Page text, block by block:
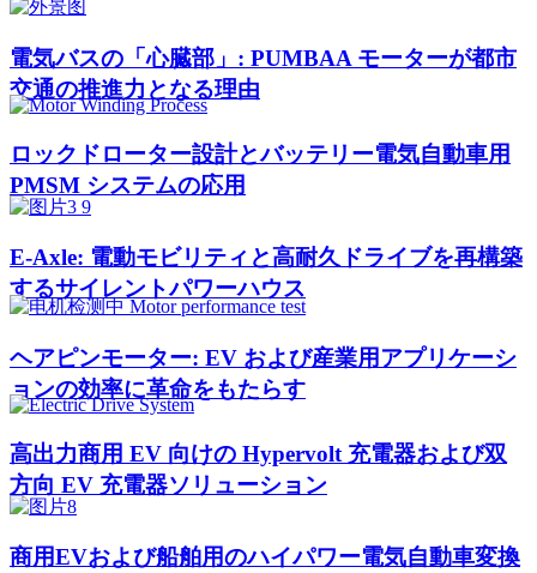
電気バスの「心臓部」: PUMBAA モーターが都市
交通の推進力となる理由
ロックドローター設計とバッテリー電気自動車用
PMSM システムの応用
E-Axle: 電動モビリティと高耐久ドライブを再構築
するサイレントパワーハウス
ヘアピンモーター: EV および産業用アプリケーシ
ョンの効率に革命をもたらす
高出力商用 EV 向けの Hypervolt 充電器および双
方向 EV 充電器ソリューション
商用EVおよび船舶用のハイパワー電気自動車変換